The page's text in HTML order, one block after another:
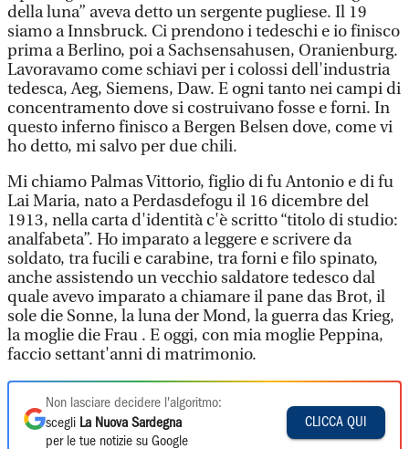
della luna” aveva detto un sergente pugliese. Il 19
siamo a Innsbruck. Ci prendono i tedeschi e io finisco
prima a Berlino, poi a Sachsensahusen, Oranienburg.
Lavoravamo come schiavi per i colossi dell'industria
tedesca, Aeg, Siemens, Daw. E ogni tanto nei campi di
concentramento dove si costruivano fosse e forni. In
questo inferno finisco a Bergen Belsen dove, come vi
ho detto, mi salvo per due chili.
Mi chiamo Palmas Vittorio, figlio di fu Antonio e di fu
Lai Maria, nato a Perdasdefogu il 16 dicembre del
1913, nella carta d'identità c'è scritto “titolo di studio:
analfabeta”. Ho imparato a leggere e scrivere da
soldato, tra fucili e carabine, tra forni e filo spinato,
anche assistendo un vecchio saldatore tedesco dal
quale avevo imparato a chiamare il pane das Brot, il
sole die Sonne, la luna der Mond, la guerra das Krieg,
la moglie die Frau . E oggi, con mia moglie Peppina,
faccio settant'anni di matrimonio.
Non lasciare decidere l'algoritmo:
scegli La Nuova Sardegna
per le tue notizie su Google
CLICCA QUI